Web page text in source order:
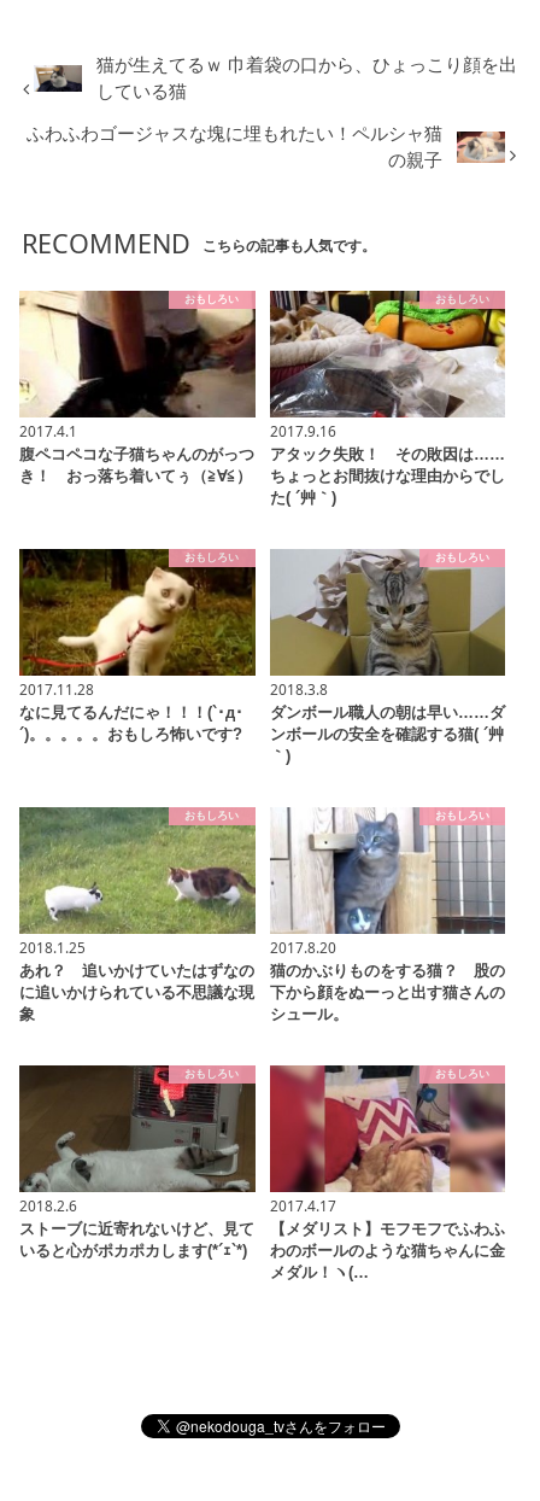
猫が生えてるｗ 巾着袋の口から、ひょっこり顔を出
している猫
ふわふわゴージャスな塊に埋もれたい！ペルシャ猫
の親子
RECOMMEND こちらの記事も人気です。
おもしろい
2017.4.1
腹ペコペコな子猫ちゃんのがっつ
き！ おっ落ち着いてぅ（≧∀≦）
おもしろい
2017.9.16
アタック失敗！ その敗因は……
ちょっとお間抜けな理由からでし
た( ´艸｀)
おもしろい
2017.11.28
なに見てるんだにゃ！！！(`･д･
´)。。。。。おもしろ怖いです?
おもしろい
2018.3.8
ダンボール職人の朝は早い……ダ
ンボールの安全を確認する猫( ´艸
｀)
おもしろい
2018.1.25
あれ？ 追いかけていたはずなの
に追いかけられている不思議な現
象
おもしろい
2017.8.20
猫のかぶりものをする猫？ 股の
下から顔をぬーっと出す猫さんの
シュール。
おもしろい
2018.2.6
ストーブに近寄れないけど、見て
いると心がポカポカします(*´ｪ`*)
おもしろい
2017.4.17
【メダリスト】モフモフでふわふ
わのボールのような猫ちゃんに金
メダル！ヽ(…